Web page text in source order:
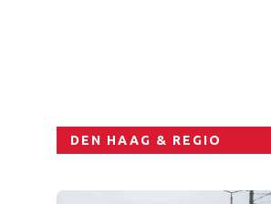
DEN HAAG & REGIO